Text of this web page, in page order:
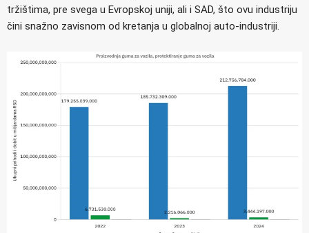
tržištima, pre svega u Evropskoj uniji, ali i SAD, što ovu industriju
čini snažno zavisnom od kretanja u globalnoj auto-industriji.